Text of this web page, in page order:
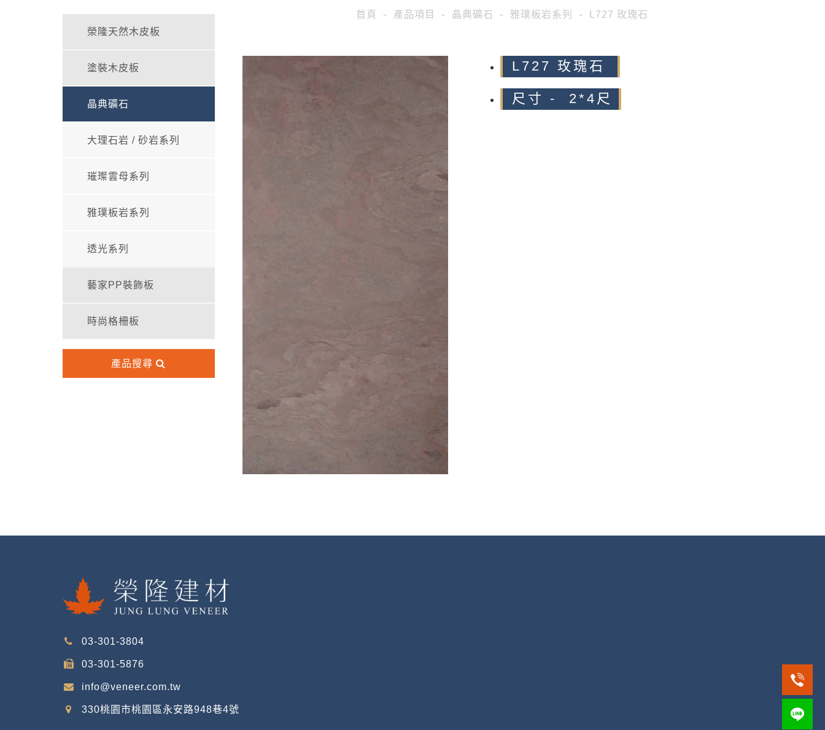
榮隆天然木皮板
塗裝木皮板
晶典礦石
大理石岩 / 砂岩系列
璀璨雲母系列
雅璞板岩系列
透光系列
藝家PP裝飾板
時尚格柵板
產品搜尋
首頁 產品項目 晶典礦石 雅璞板岩系列 L727 玫瑰石
L727 玫瑰石
尺寸 - 2*4尺
03-301-3804
03-301-5876
info@veneer.com.tw
330桃園市桃園區永安路948巷4號